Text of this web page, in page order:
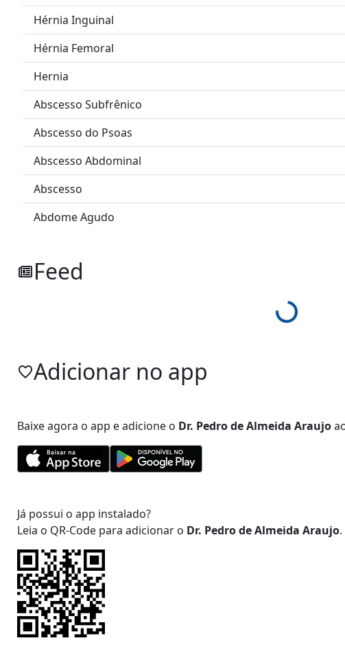
Hérnia Inguinal
Hérnia Femoral
Hernia
Abscesso Subfrênico
Abscesso do Psoas
Abscesso Abdominal
Abscesso
Abdome Agudo
Feed
Loading...
Adicionar no app
Baixe agora o app e adicione o Dr. Pedro de Almeida Araujo
Já possui o app instalado?
Leia o QR-Code para adicionar o Dr. Pedro de Almeida Araujo.